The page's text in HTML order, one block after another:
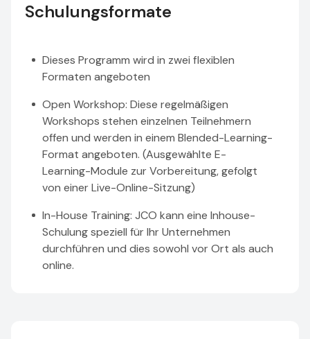
Schulungsformate
Dieses Programm wird in zwei flexiblen
Formaten angeboten
Open Workshop: Diese regelmäßigen
Workshops stehen einzelnen Teilnehmern
offen und werden in einem Blended-Learning-
Format angeboten. (Ausgewählte E-
Learning-Module zur Vorbereitung, gefolgt
von einer Live-Online-Sitzung)
In-House Training: JCO kann eine Inhouse-
Schulung speziell für Ihr Unternehmen
durchführen und dies sowohl vor Ort als auch
online.